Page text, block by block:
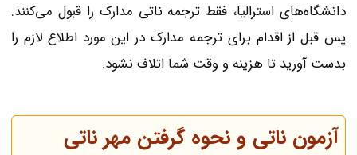
دانشگاه‌های استرالیا، فقط ترجمه ناتی مدارک را قبول می‌کنند.
پس قبل از اقدام برای ترجمه مدارک در این مورد اطلاع لازم را
بدست آورید تا هزینه و وقت شما اتلاف نشود.
آزمون ناتی و نحوه گرفتن مهر ناتی